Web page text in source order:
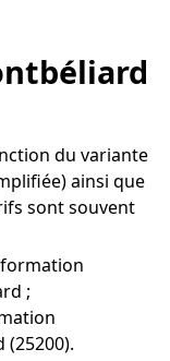
du variante
ainsi que
sont souvent
formation
;